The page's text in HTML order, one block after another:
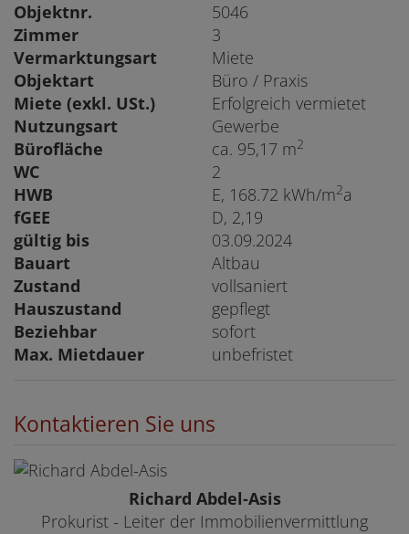
Objektnr.
5046
Zimmer
3
Vermarktungsart
Miete
Objektart
Büro / Praxis
Miete (exkl. USt.)
Erfolgreich vermietet
Nutzungsart
Gewerbe
Bürofläche
ca. 95,17 m2
WC
2
HWB
E, 168.72 kWh/m2a
fGEE
D, 2,19
gültig bis
03.09.2024
Bauart
Altbau
Zustand
vollsaniert
Hauszustand
gepflegt
Beziehbar
sofort
Max. Mietdauer
unbefristet
Kontaktieren Sie uns
Richard Abdel-Asis
Prokurist - Leiter der Immobilienvermittlung